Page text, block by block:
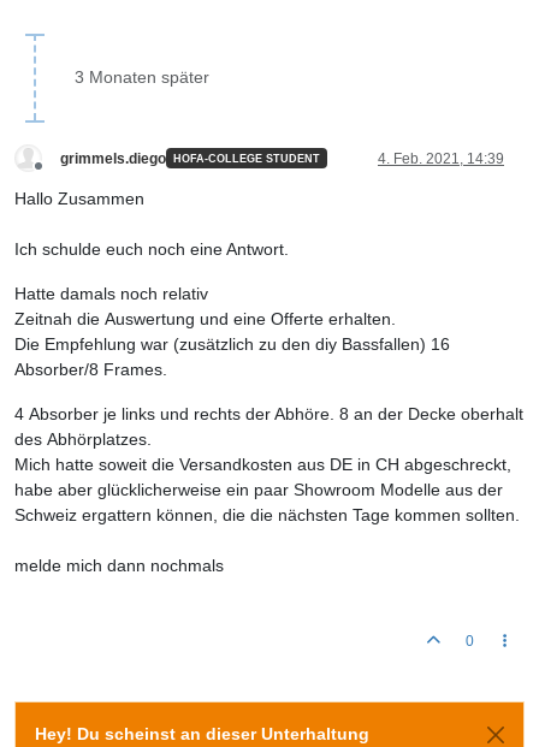
3 Monaten später
Offline
grimmels.diego HOFA-COLLEGE STUDENT 4. Feb. 2021, 14:39
Hallo Zusammen
Ich schulde euch noch eine Antwort.
Hatte damals noch relativ
Zeitnah die Auswertung und eine Offerte erhalten.
Die Empfehlung war (zusätzlich zu den diy Bassfallen) 16
Absorber/8 Frames.
4 Absorber je links und rechts der Abhöre. 8 an der Decke oberhalt
des Abhörplatzes.
Mich hatte soweit die Versandkosten aus DE in CH abgeschreckt,
habe aber glücklicherweise ein paar Showroom Modelle aus der
Schweiz ergattern können, die die nächsten Tage kommen sollten.
melde mich dann nochmals
0
Hey! Du scheinst an dieser Unterhaltung